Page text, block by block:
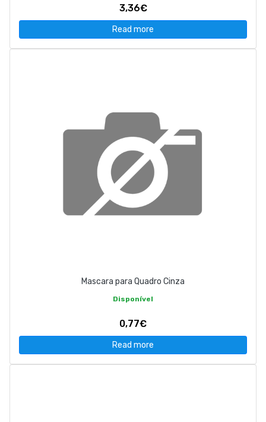
3,36€
Read more
Mascara para Quadro Cinza
Disponível
0,77€
Read more